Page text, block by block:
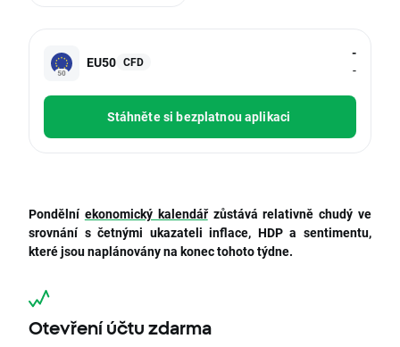
EU50 CFD
-
-
Stáhněte si bezplatnou aplikaci
Pondělní ekonomický kalendářzůstává relativně chudý ve
srovnání s četnými ukazateli inflace, HDP a sentimentu,
které jsou naplánovány na konec tohoto týdne.
Otevření účtu zdarma